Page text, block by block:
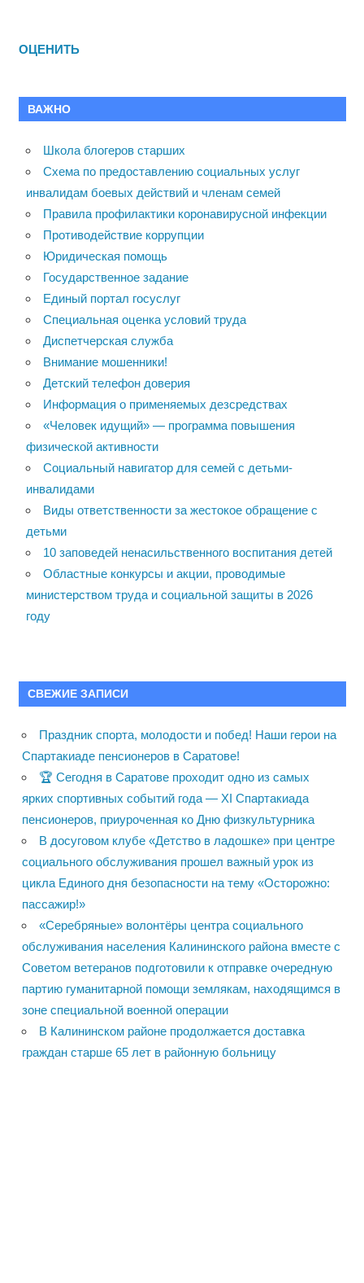
ОЦЕНИТЬ
ВАЖНО
Школа блогеров старших
Схема по предоставлению социальных услуг
инвалидам боевых действий и членам семей
Правила профилактики коронавирусной инфекции
Противодействие коррупции
Юридическая помощь
Государственное задание
Единый портал госуслуг
Специальная оценка условий труда
Диспетчерская служба
Внимание мошенники!
Детский телефон доверия
Информация о применяемых дезсредствах
«Человек идущий» — программа повышения
физической активности
Социальный навигатор для семей с детьми-
инвалидами
Виды ответственности за жестокое обращение с
детьми
10 заповедей ненасильственного воспитания детей
Областные конкурсы и акции, проводимые
министерством труда и социальной защиты в 2026
году
СВЕЖИЕ ЗАПИСИ
Праздник спорта, молодости и побед! Наши герои на
Спартакиаде пенсионеров в Саратове!
🏆 Сегодня в Саратове проходит одно из самых
ярких спортивных событий года — XI Спартакиада
пенсионеров, приуроченная ко Дню физкультурника
В досуговом клубе «Детство в ладошке» при центре
социального обслуживания прошел важный урок из
цикла Единого дня безопасности на тему «Осторожно:
пассажир!»
«Серебряные» волонтёры центра социального
обслуживания населения Калининского района вместе с
Советом ветеранов подготовили к отправке очередную
партию гуманитарной помощи землякам, находящимся в
зоне специальной военной операции
В Калининском районе продолжается доставка
граждан старше 65 лет в районную больницу